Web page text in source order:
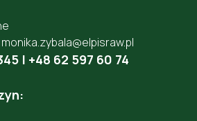
monika.zybala@elpisraw.pl
| +48 62 597 60 74